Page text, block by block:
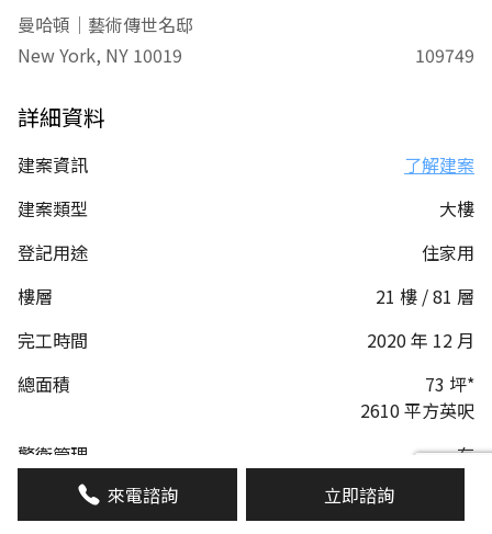
曼哈頓｜藝術傳世名邸
New York, NY 10019
109749
詳細資料
建案資訊
了解建案
建案類型
大樓
登記用途
住家用
樓層
21 樓 / 81 層
完工時間
2020 年 12 月
總面積
73 坪*
2610 平方英呎
警衛管理
有
來電諮詢 立即諮詢